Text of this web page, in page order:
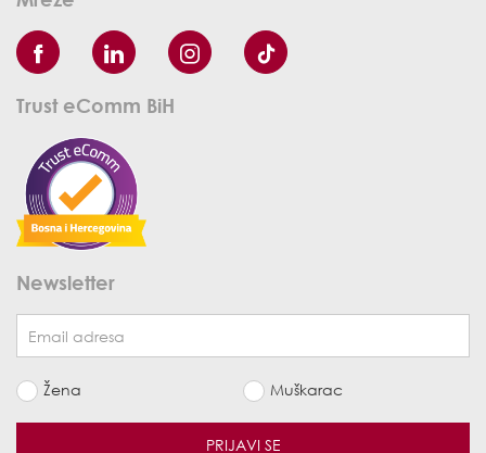
Trust eComm BiH
Newsletter
Žena Muškarac
PRIJAVI SE